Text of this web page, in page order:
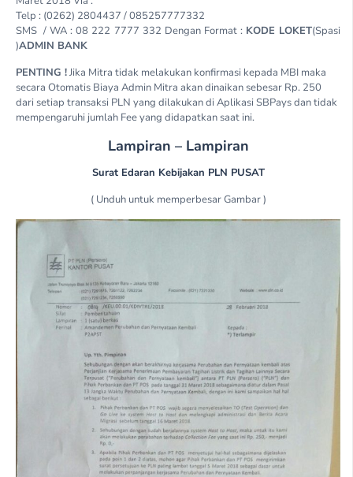
Telp : (0262) 2804437 / 085257777332
SMS / WA : 08 222 7777 332 Dengan Format : KODE LOKET(Spasi
)ADMIN BANK
PENTING !Jika Mitra tidak melakukan konfirmasi kepada MBI maka
secara Otomatis Biaya Admin Mitra akan dinaikan sebesar Rp. 250
dari setiap transaksi PLN yang dilakukan di Aplikasi SBPays dan tidak
mempengaruhi jumlah Fee yang didapatkan saat ini.
Lampiran – Lampiran
Surat Edaran Kebijakan PLN PUSAT
( Unduh untuk memperbesar Gambar )